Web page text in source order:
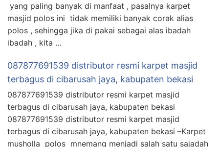
yang paling banyak di manfaat , pasalnya karpet
masjid polos ini tidak memiliki banyak corak alias
polos , sehingga jika di pakai sebagai alas ibadah
ibadah , kita …
087877691539 distributor resmi karpet masjid
terbagus di cibarusah jaya, kabupaten bekasi
087877691539 distributor resmi karpet masjid
terbagus di cibarusah jaya, kabupaten bekasi
087877691539 distributor resmi karpet masjid
terbagus di cibarusah jaya, kabupaten bekasi –Karpet
musholla polos mnemang menjadi salah satu sajadah